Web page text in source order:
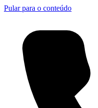
Pular para o conteúdo